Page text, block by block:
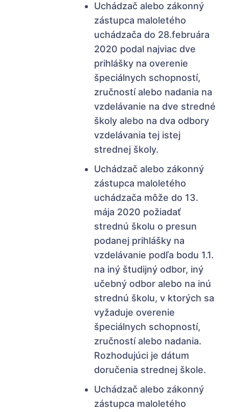
Uchádzač alebo zákonný
zástupca maloletého
uchádzača do 28.februára
2020 podal najviac dve
prihlášky na overenie
špeciálnych schopností,
zručností alebo nadania na
vzdelávanie na dve stredné
školy alebo na dva odbory
vzdelávania tej istej
strednej školy.
Uchádzač alebo zákonný
zástupca maloletého
uchádzača môže do 13.
mája 2020 požiadať
strednú školu o presun
podanej prihlášky na
vzdelávanie podľa bodu 1.1.
na iný študijný odbor, iný
učebný odbor alebo na inú
strednú školu, v ktorých sa
vyžaduje overenie
špeciálnych schopností,
zručností alebo nadania.
Rozhodujúci je dátum
doručenia strednej škole.
Uchádzač alebo zákonný
zástupca maloletého